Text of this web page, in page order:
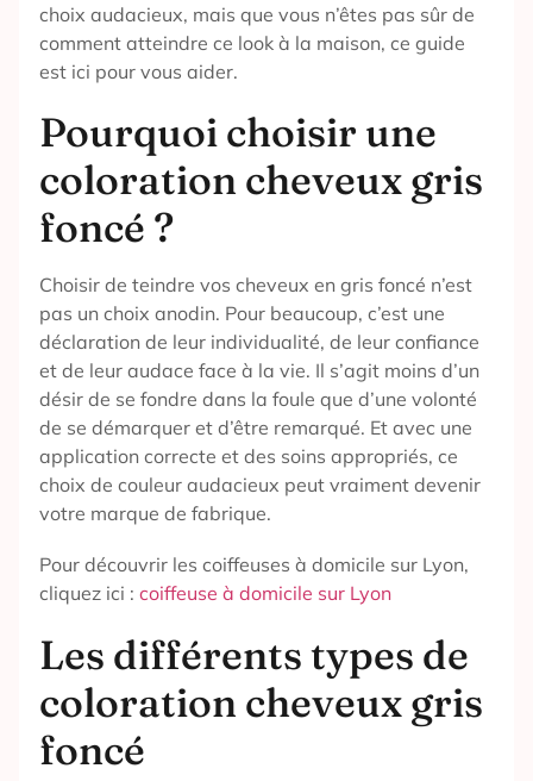
choix audacieux, mais que vous n’êtes pas sûr de
comment atteindre ce look à la maison, ce guide
est ici pour vous aider.
Pourquoi choisir une
coloration cheveux gris
foncé ?
Choisir de teindre vos cheveux en gris foncé n’est
pas un choix anodin. Pour beaucoup, c’est une
déclaration de leur individualité, de leur confiance
et de leur audace face à la vie. Il s’agit moins d’un
désir de se fondre dans la foule que d’une volonté
de se démarquer et d’être remarqué. Et avec une
application correcte et des soins appropriés, ce
choix de couleur audacieux peut vraiment devenir
votre marque de fabrique.
Pour découvrir les coiffeuses à domicile sur Lyon,
cliquez ici : coiffeuse à domicile sur Lyon
Les différents types de
coloration cheveux gris
foncé